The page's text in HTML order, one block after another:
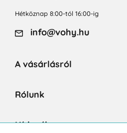
Hétköznap 8:00-tól 16:00-ig
info@vohy.hu
A vásárlásról
Rólunk
Hírlevél